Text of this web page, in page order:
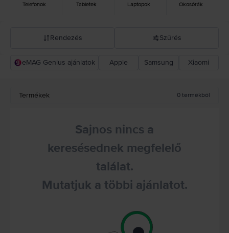
Telefonok Tabletek Laptopok Okosórák
Rendezés
Rejoy ajánlás
Szűrés
eMAG Genius ajánlatok Apple Samsung Xiaomi
Termékek 0 termékből
Sajnos nincs a
keresésednek megfelelő
találat.
Mutatjuk a többi ajánlatot.